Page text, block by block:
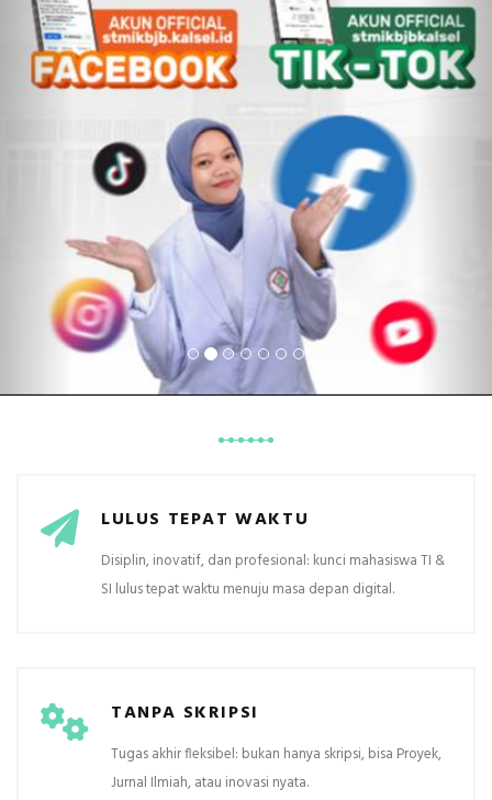
LULUS TEPAT WAKTU
Disiplin, inovatif, dan profesional: kunci mahasiswa TI &
SI lulus tepat waktu menuju masa depan digital.
TANPA SKRIPSI
Tugas akhir fleksibel: bukan hanya skripsi, bisa Proyek,
Jurnal Ilmiah, atau inovasi nyata.